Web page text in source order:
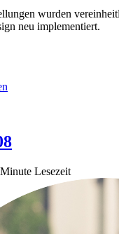
wurden
neu implementiert.
Lesezeit